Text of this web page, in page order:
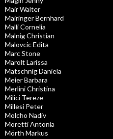
Mair Walter
Mairinger Bernhard
Malli Cornelia
Malnig Christian
Malovcic Edita
Marc Stone
Marolt Larissa
Matschnig Daniela
Meier Barbara
Merlini Christina
Milici Tereze
Millesi Peter
Molcho Nadiv
Moretti Antonia
Mörth Markus